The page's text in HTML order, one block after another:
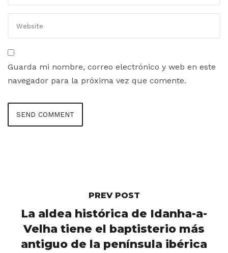
Guarda mi nombre, correo electrónico y web en este
navegador para la próxima vez que comente.
PREV POST
La aldea histórica de Idanha-a-
Velha tiene el baptisterio más
antiguo de la península ibérica